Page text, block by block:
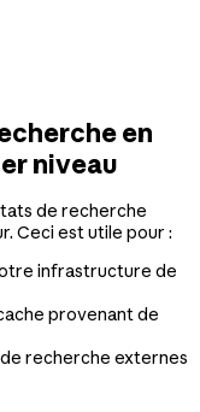
en
niveau
de recherche
Ceci est utile pour :
infrastructure de
provenant de
recherche externes